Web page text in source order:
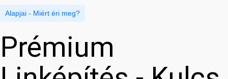
Alapjai - Miért éri meg?
Prémium